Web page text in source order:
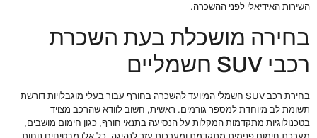
השירות האידיאלי לפני ההשכרה.
בחירה מושכלת בעת השכרת
רכבי SUV חשמליים
בחירת רכב SUV חשמלי המיועד להשכרה בחורף עבור בעלי מוגבלויות דורשת
תשומת לב מיוחדת למספר גורמים. ראשית, חשוב לוודא שהרכב מצויד
בטכנולוגיות מתקדמות המקלות על הנסיעה בתנאי חורף, כגון חימום מושבים,